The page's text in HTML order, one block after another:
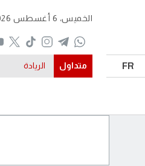
FR
الخميس، 6 أغسطس 2026
متداول موريتانيا